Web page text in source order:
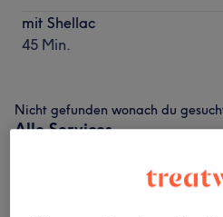
mit Shellac
45 Min.
Nicht gefunden wonach du
Alle Services
Maniküre & Pediküre ( 5)